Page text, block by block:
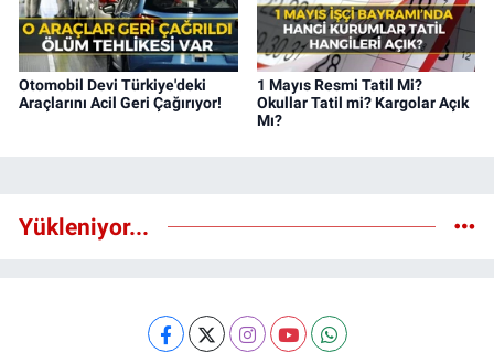
Otomobil Devi Türkiye'deki
Araçlarını Acil Geri Çağırıyor!
1 Mayıs Resmi Tatil Mi?
Okullar Tatil mi? Kargolar Açık
Mı?
Yükleniyor...